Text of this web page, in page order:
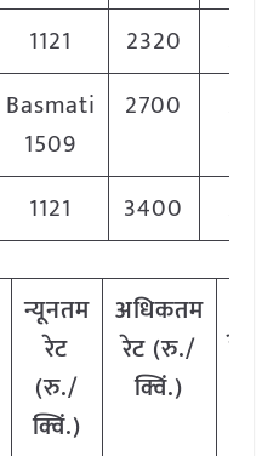
1121 2320
Basmati
1509
2700
1121 3400
न्यूनतम
रेट
(रु./
क्विं.)
अधिकतम
रेट (रु./
क्विं.)
रेट